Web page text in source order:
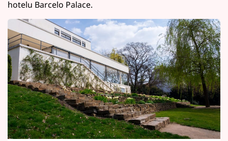
hotelu Barcelo Palace.